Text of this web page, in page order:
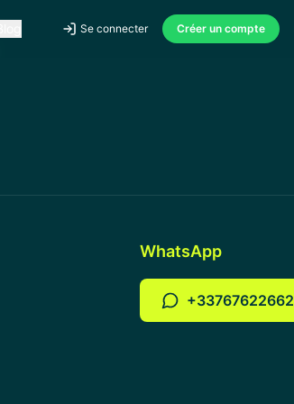
Se connecter Créer un compte
WhatsApp
+33767622662